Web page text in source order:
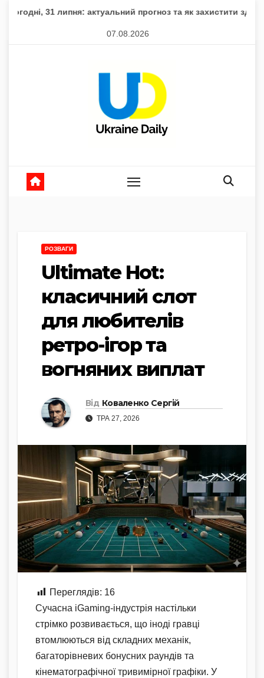
актуальний прогноз та як захистити здоров’я
07.08.2026
РОЗВАГИ
Ultimate Hot:
класичний слот
для любителів
ретро-ігор та
вогняних виплат
Від Коваленко Сергій
ТРА 27, 2026
Переглядів: 16
Сучасна iGaming-індустрія настільки
стрімко розвивається, що іноді гравці
втомлюються від складних механік,
багаторівневих бонусних раундів та
кінематографічної тривимірної графіки. У